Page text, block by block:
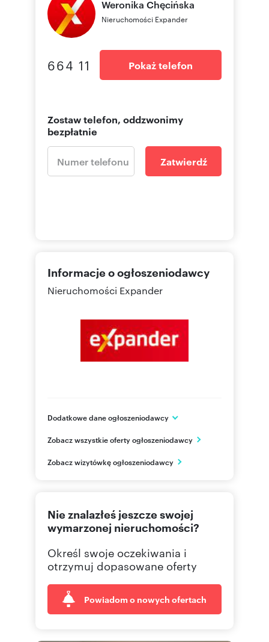
Weronika Chęcińska
Nieruchomości Expander
664 11 Pokaż telefon
Zostaw telefon, oddzwonimy
bezpłatnie
Zatwierdź
Informacje o ogłoszeniodawcy
Nieruchomości Expander
Dodatkowe dane ogłoszeniodawcy
Warszawa
PL
Zobacz wszystkie oferty ogłoszeniodawcy
Zobacz wizytówkę ogłoszeniodawcy
Nie znalazłeś jeszcze swojej
wymarzonej nieruchomości?
Określ swoje oczekiwania i
otrzymuj dopasowane oferty
Powiadom o nowych ofertach